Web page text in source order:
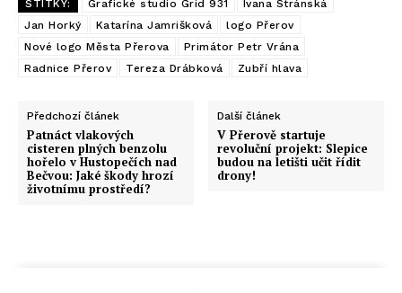
ŠTÍTKY: Grafické studio Grid 931
Ivana Stránská
Jan Horký
Katarína Jamrišková
logo Přerov
Nové logo Města Přerova
Primátor Petr Vrána
Radnice Přerov
Tereza Drábková Zubří hlava
Předchozí článek
Patnáct vlakových
cisteren plných benzolu
hořelo v Hustopečích nad
Bečvou: Jaké škody hrozí
životnímu prostředí?
Další článek
V Přerově startuje
revoluční projekt: Slepice
budou na letišti učit řídit
drony!